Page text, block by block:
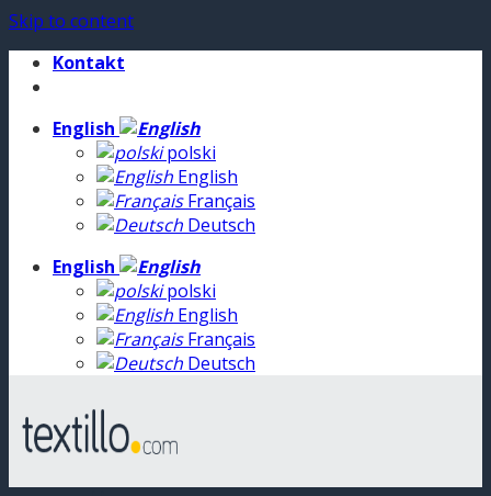
Skip to content
Kontakt
English
polski
English
Français
Deutsch
English
polski
English
Français
Deutsch